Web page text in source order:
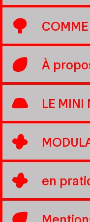
COMME
À
LE MINI
en